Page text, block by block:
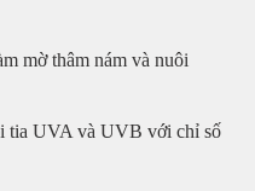
mờ thâm nám và nuôi
tia UVA và UVB với chỉ số